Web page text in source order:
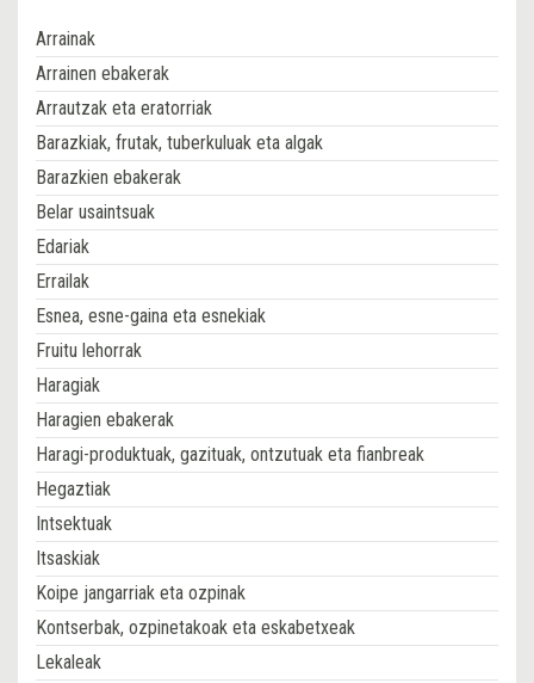
Arrainak
Arrainen ebakerak
Arrautzak eta eratorriak
Barazkiak, frutak, tuberkuluak eta algak
Barazkien ebakerak
Belar usaintsuak
Edariak
Errailak
Esnea, esne-gaina eta esnekiak
Fruitu lehorrak
Haragiak
Haragien ebakerak
Haragi-produktuak, gazituak, ontzutuak eta fianbreak
Hegaztiak
Intsektuak
Itsaskiak
Koipe jangarriak eta ozpinak
Kontserbak, ozpinetakoak eta eskabetxeak
Lekaleak